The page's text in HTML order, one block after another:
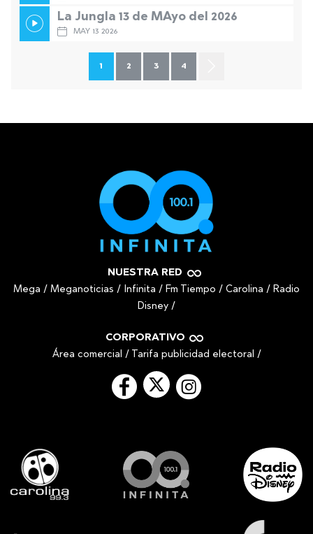
La Jungla 13 de MAyo del 2026
MAY 13 2026
1 2 3 4
NUESTRA RED
Mega / Meganoticias / Infinita / Fm Tiempo / Carolina / Radio
Disney /
CORPORATIVO
Área comercial / Tarifa publicidad electoral /